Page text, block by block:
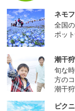
ネモ
全国
ポッ
潮干
旬な
方の
潮干
ピク